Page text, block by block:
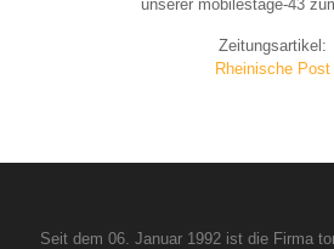
unserer mobilestage-43
Zeitungsartikel:
Rheinische Post
Seit dem 06. Januar 1992 ist die Firma